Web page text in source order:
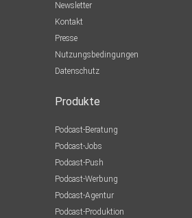
Newsletter
Kontakt
Presse
Nutzungsbedingungen
Datenschutz
Produkte
Podcast-Beratung
Podcast-Jobs
Podcast-Push
Podcast-Werbung
Podcast-Agentur
Podcast-Produktion